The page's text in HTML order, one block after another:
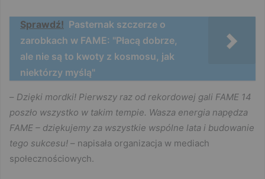
Sprawdź! Pasternak szczerze o
zarobkach w FAME: "Płacą dobrze,
ale nie są to kwoty z kosmosu, jak
niektórzy myślą"
– Dzięki mordki! Pierwszy raz od rekordowej gali FAME 14
poszło wszystko w takim tempie. Wasza energia napędza
FAME – dziękujemy za wszystkie wspólne lata i budowanie
tego sukcesu! – napisała organizacja w mediach
społecznościowych.